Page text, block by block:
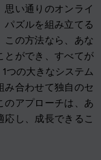
思い通りのオンライ
パズルを組み立てる
この方法なら、あな
とができ、すべてが
つの大きなシステム
み合わせて独自のセ
のアプローチは、あ
し、成長できるこ